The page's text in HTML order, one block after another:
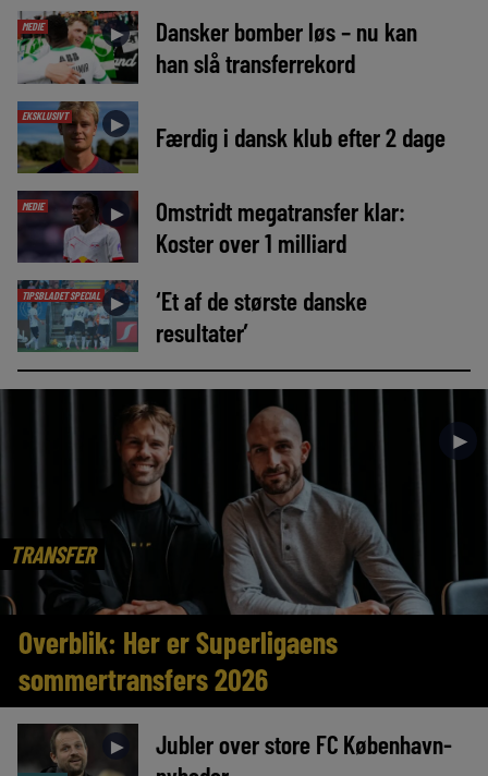
MEDIE ►
Dansker bomber løs – nu kan
han slå transferrekord
EKSKLUSIVT ► Færdig i dansk klub efter 2 dage
MEDIE ►
Omstridt megatransfer klar:
Koster over 1 milliard
TIPSBLADET SPECIAL ►
‘Et af de største danske
resultater’
TRANSFER
►
Overblik: Her er Superligaens
sommertransfers 2026
►
Jubler over store FC København-